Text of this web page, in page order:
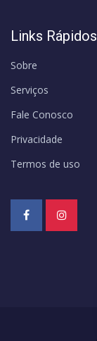
Links Rápidos
Sobre
Serviços
Fale Conosco
Privacidade
Termos de uso